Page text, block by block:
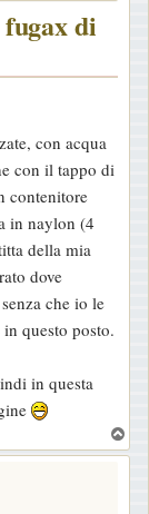
di
con acqua
con il tappo di
contenitore
in naylon (4
della mia
dove
che io le
questo posto.
in questa
o